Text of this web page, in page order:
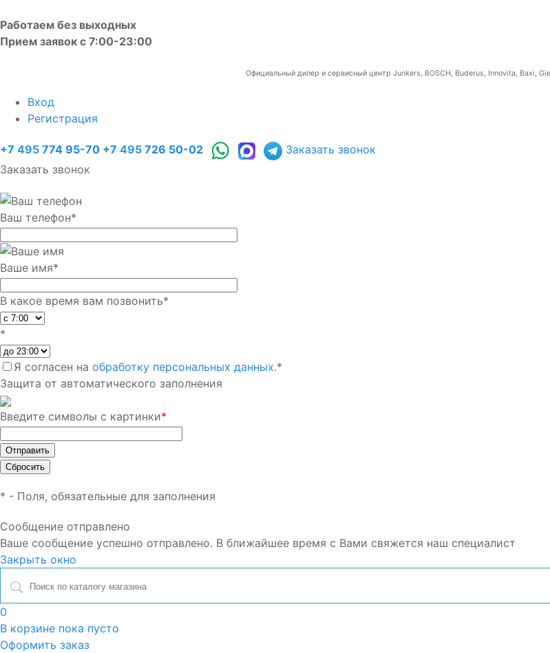
Работаем без выходных
Прием заявок с 7:00-23:00
Официальный дилер и сервисный центр Junkers, BOSCH, Buderus, Innovita, Baxi,
Вход
Регистрация
+7 495 774 95-70 +7 495 726 50-02
Заказать звонок
Заказать звонок
Ваш телефон*
Ваше имя*
В какое время вам позвонить*
*
Я согласен на обработку персональных данных.*
Защита от автоматического заполнения
Введите символы с картинки*
* - Поля, обязательные для заполнения
Сообщение отправлено
Ваше сообщение успешно отправлено. В ближайшее время с Вами свяжется наш специалист
Закрыть окно
0
В корзине пока пусто
Оформить заказ